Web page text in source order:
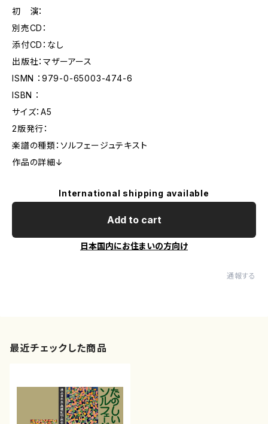
初 演：
別売CD：
添付CD：なし
出版社：マザーアース
ISMN ：979-0-65003-474-6
ISBN ：
サイズ：A5
2版発行：
楽譜の種類：ソルフェージュテキスト
作品の詳細↓
International shipping available
Add to cart
日本国内にお住まいの方向け
通報する
最近チェックした商品